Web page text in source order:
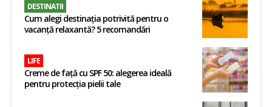
DESTINATII
Cum alegi destinația potrivită pentru o
vacanță relaxantă? 5 recomandări
LIFE
Creme de față cu SPF 50: alegerea ideală
pentru protecția pielii tale